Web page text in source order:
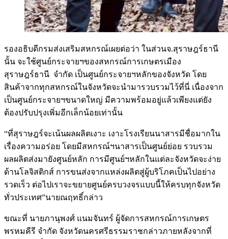
รองอธิบดีกรมส่งเสริมสหกรณ์เผยต่อว่า ในส่วนจ.สุราษฎร์ธานี
นั้น จะใช้ศูนย์กระจายฯของสหกรณ์การเกษตรเมือง
สุราษฎร์ธานี จำกัด เป็นศูนย์กระจายฯหลักของจังหวัด โดย
สินค้าจากทุกสหกรณ์ในจังหวัดจะนำมารวบรวมไว้ที่นี่ เนื่องจาก
เป็นศูนย์กระจายฯขนาดใหญ่ มีความพร้อมอยู่แล้วเพียงแต่ยัง
ต้องปรับปรุงเพิ่มอีกเล็กน้อยเท่านั้น
“ที่สุราษฎร์จะเน้นผลผลิตเงาะ เงาะโรงเรียนนาสารมีชื่อมากใน
เรื่องความอร่อย โดยมีสหกรณ์ฯนาสารเป็นศูนย์ย่อย รวบรวม
ผลผลิตส่งมายังศูนย์หลัก การมีศูนย์ฯหลักในแต่ละจังหวัดจะง่าย
ด้านโลจิสติกส์ การขนส่งจากแหล่งผลิตสู่ผู้บริโภคเป็นไปอย่าง
รวดเร็ว ต่อไปเราจะขยายศูนย์ครบวงจรแบบนี้ให้ครบทุกจังหวัด
ทั่วประเทศ”นายณฤทธิ์กล่าว
ขณะที่ นายภานุพงศ์ แนมจันทร์ ผู้จัดการสหกรณ์การเกษตร
พรหมคีรี จำกัด จังหวัดนครศรีธรรมราชกล่าวภายหลังจากที่